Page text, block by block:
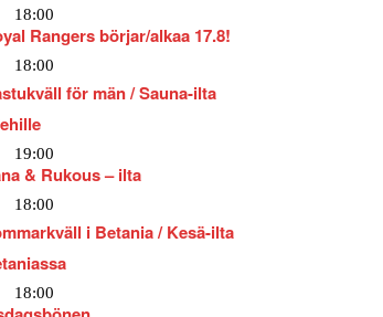
Rangers börjar/alkaa 17.8!
för män / Sauna-ilta
& Rukous – ilta
i Betania / Kesä-ilta